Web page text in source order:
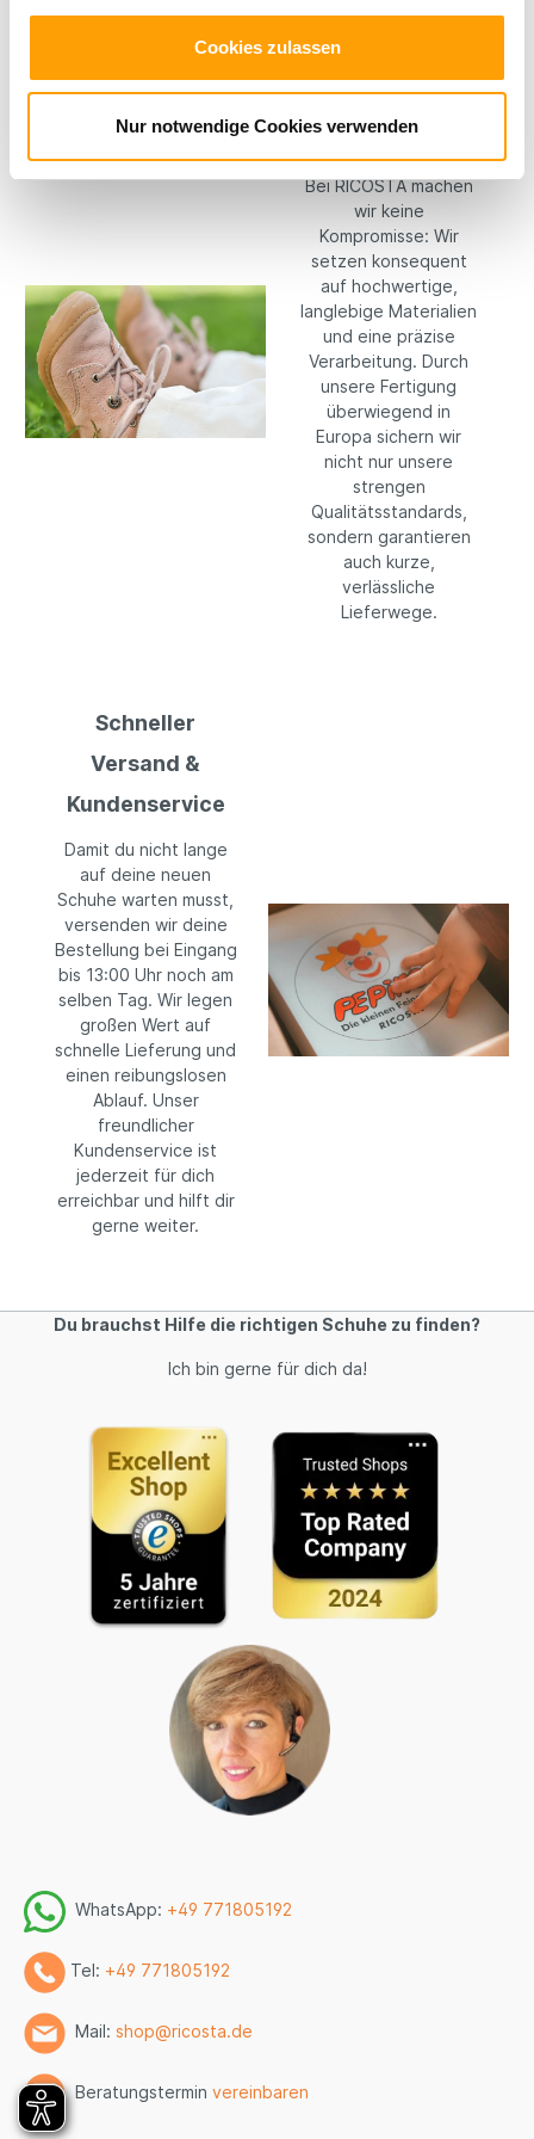
Cookies zulassen
Nur notwendige Cookies verwenden
Hochwertige
Materialien
Bei RICOSTA machen
wir keine
Kompromisse: Wir
setzen konsequent
auf hochwertige,
langlebige Materialien
und eine präzise
Verarbeitung. Durch
unsere Fertigung
überwiegend in
Europa sichern wir
nicht nur unsere
strengen
Qualitätsstandards,
sondern garantieren
auch kurze,
verlässliche
Lieferwege.
Schneller
Versand &
Kundenservice
Damit du nicht lange
auf deine neuen
Schuhe warten musst,
versenden wir deine
Bestellung bei Eingang
bis 13:00 Uhr noch am
selben Tag. Wir legen
großen Wert auf
schnelle Lieferung und
einen reibungslosen
Ablauf. Unser
freundlicher
Kundenservice ist
jederzeit für dich
erreichbar und hilft dir
gerne weiter.
Du brauchst Hilfe die richtigen Schuhe zu finden?
Ich bin gerne für dich da!
WhatsApp: +49 771805192
Tel: +49 771805192
Mail: shop@ricosta.de
Beratungstermin vereinbaren